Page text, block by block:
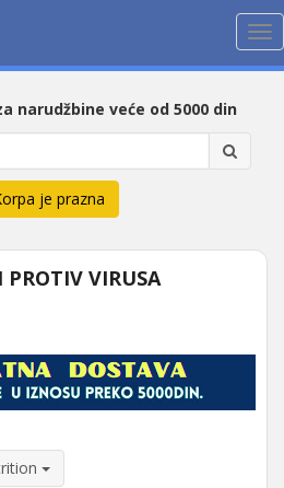
narudžbine veće od 5000 din
je prazna
PROTIV VIRUSA